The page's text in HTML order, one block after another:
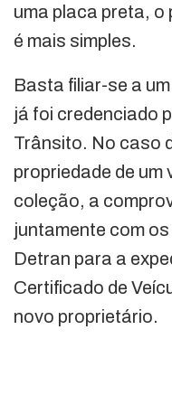
uma placa preta,
é mais simples.
Basta filiar-se a
já foi credenciado
Trânsito. No caso
propriedade de um
coleção, a
juntamente com
Detran para a
Certificado de
novo proprietário.